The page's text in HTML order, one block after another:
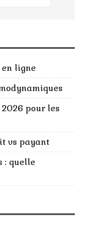
ligne
pour les
vs payant
: quelle